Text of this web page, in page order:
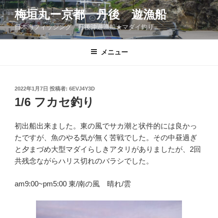
コ
ン
テ
ン
梅垣丸ー京都 丹後 遊漁船
日本海フィッシング 丹後沖遊漁船★マダイ釣り
メニュー
投
稿
日:
2022年1月7日 投稿者: 6EVJ4Y3D
1/6 フカセ釣り
初出船出来ました。東の風でサカ潮と状件的には良かっ
たですが、魚のやる気が無く苦戦でした。その中昼過ぎ
と夕まづめ大型マダイらしきアタリがありましたが、2回
共残念ながらハリス切れのバラシでした。
am9:00~pm5:00 東/南の風 晴れ/雲